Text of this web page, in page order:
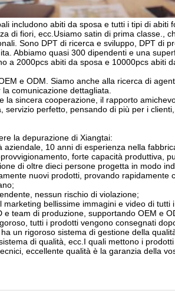
includono abiti da sposa e tutti i tipi di
di fiori, ecc.Usiamo satin di prima classe.,
Sono DPT di ricerca e sviluppo, DPT di
Abbiamo quasi 300 dipendenti e una
a 2000pcs abiti da sposa e 10000pcs abiti
e ODM. Siamo anche alla ricerca di
comunicazione dettagliata.
la sincera cooperazione, il rapporto
servizio perfetto, pensando di più per i
la depurazione di Xiangtai:
aziendale, 10 anni di esperienza nella
forte capacità produttiva,
di oltre dieci persone progetta in modo
nuovi prodotti, provando
nessun rischio di violazione;
marketing bellissime immagini e video di tutti i
e team di produzione, supportando OEM e
tutti i prodotti vengono consegnati
un rigoroso sistema di gestione della
di qualità, ecc.I quali mettono i
eccellente qualità è la garanzia della